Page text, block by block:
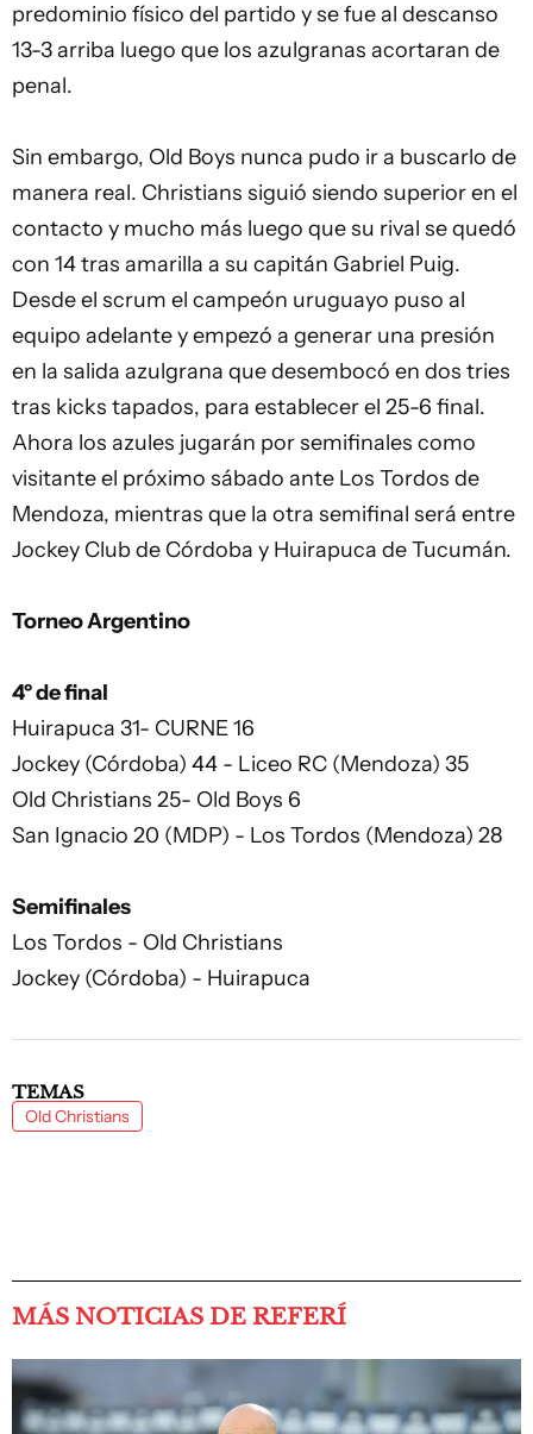
predominio físico del partido y se fue al descanso
13-3 arriba luego que los azulgranas acortaran de
penal.
Sin embargo, Old Boys nunca pudo ir a buscarlo de
manera real. Christians siguió siendo superior en el
contacto y mucho más luego que su rival se quedó
con 14 tras amarilla a su capitán Gabriel Puig.
Desde el scrum el campeón uruguayo puso al
equipo adelante y empezó a generar una presión
en la salida azulgrana que desembocó en dos tries
tras kicks tapados, para establecer el 25-6 final.
Ahora los azules jugarán por semifinales como
visitante el próximo sábado ante Los Tordos de
Mendoza, mientras que la otra semifinal será entre
Jockey Club de Córdoba y Huirapuca de Tucumán.
Torneo Argentino
4º de final
Huirapuca 31- CURNE 16
Jockey (Córdoba) 44 - Liceo RC (Mendoza) 35
Old Christians 25- Old Boys 6
San Ignacio 20 (MDP) - Los Tordos (Mendoza) 28
Semifinales
Los Tordos - Old Christians
Jockey (Córdoba) - Huirapuca
TEMAS
Old Christians
MÁS NOTICIAS DE REFERÍ